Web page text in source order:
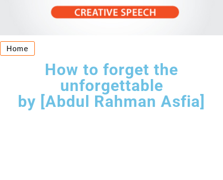
Home
How to forget the
unforgettable
by [Abdul Rahman Asfia]